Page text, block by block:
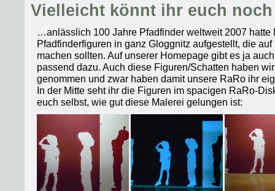
Vielleicht könnt ihr euch
…anlässlich 100 Jahre Pfadfinder weltweit 2007 hatte
Pfadfinderfiguren in ganz Gloggnitz aufgestellt, die auf
machen sollten. Auf unserer Homepage gibt es ja
passend dazu. Auch diese Figuren/Schatten haben
genommen und zwar haben damit unsere RaRo ihr
In der Mitte seht ihr die Figuren im spacigen RaRo-
euch selbst, wie gut diese Malerei gelungen ist: